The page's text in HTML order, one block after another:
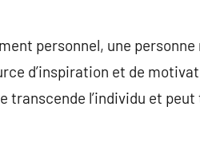
personnel, une
d’inspiration et de
transcende l’individu et